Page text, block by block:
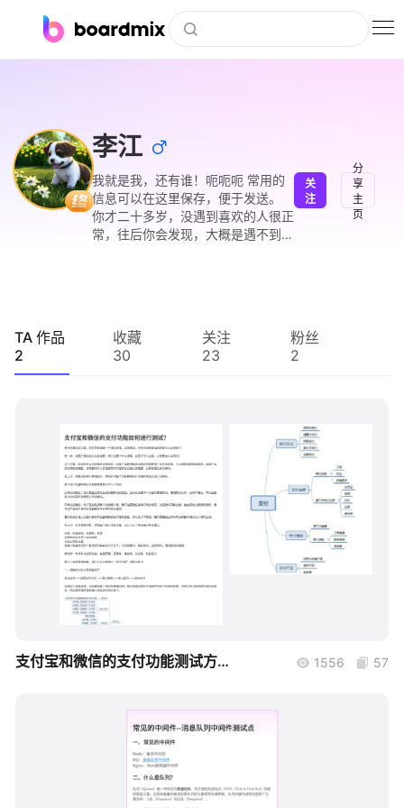
下载
会员
企业服务
知识分享社区
李江
我就是我，还有谁！呃呃呃 常用的
信息可以在这里保存，便于发送。
你才二十多岁，没遇到喜欢的人很正
常，往后你会发现，大概是遇不到
关
注
分
享
主
页
TA 作品
2
收藏
30
关注
23
粉丝
2
boardmix
支付宝和微信的支付功能测试方法整理 1556 57